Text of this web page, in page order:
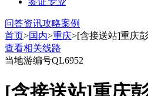
问答资讯攻略案例
首页>国内>重庆>[含接送站]重庆
查看相关线路
当地游编号QL6952